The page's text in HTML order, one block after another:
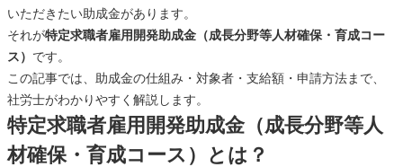
いただきたい助成金があります。
それが特定求職者雇用開発助成金（成長分野等人材確保・育成コー
ス） です。
この記事では、助成金の仕組み・対象者・支給額・申請方法まで、
社労士がわかりやすく解説します。
特定求職者雇用開発助成金（成長分野等人
材確保・育成コース）とは？